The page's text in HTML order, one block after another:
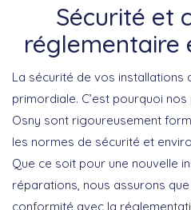
Sécurité et
réglementaire
La sécurité de vos installations
primordiale. C’est pourquoi
Osny sont rigoureusement
les normes de sécurité et
Que ce soit pour une nouvelle
réparations, nous assurons
conformité avec la